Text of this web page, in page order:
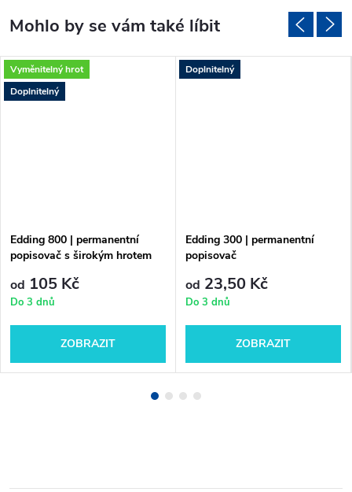
Vyměnitelný hrot
Doplnitelný
Edding 800 | permanentní
popisovač s širokým hrotem
od 105 Kč
Do 3 dnů
ZOBRAZIT
Doplnitelný
Edding 300 | permanentní
popisovač
od 23,50 Kč
Do 3 dnů
ZOBRAZIT